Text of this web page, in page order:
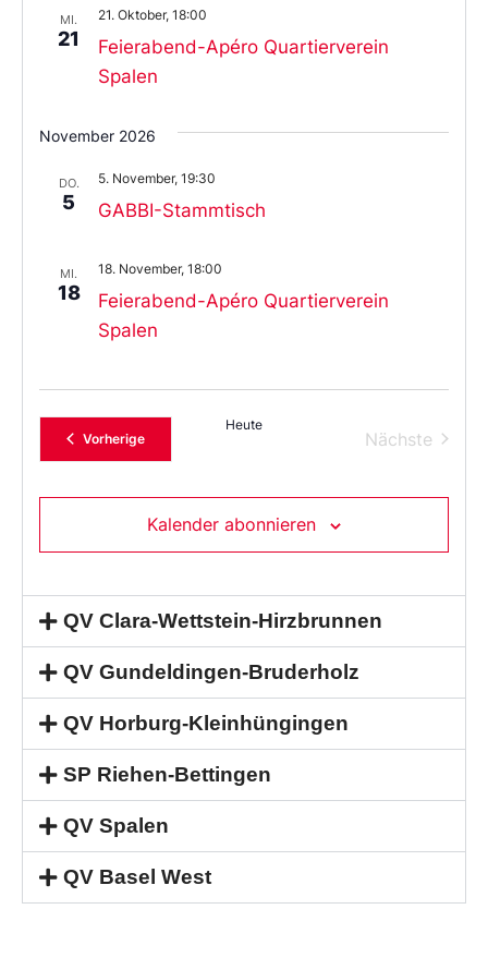
MI.
21
Feierabend-Apéro Quartierverein
Spalen
21. Oktober, 18:00
November 2026
DO.
5 GABBI-Stammtisch
5. November, 19:30
MI.
18
Feierabend-Apéro Quartierverein
Spalen
18. November, 18:00
VorherigeVeranstaltungen
Heute
Nächste
Kalender abonnieren
QV Clara-Wettstein-Hirzbrunnen
QV Gundeldingen-Bruderholz
QV Horburg-Kleinhüngingen
SP Riehen-Bettingen
QV Spalen
QV Basel West